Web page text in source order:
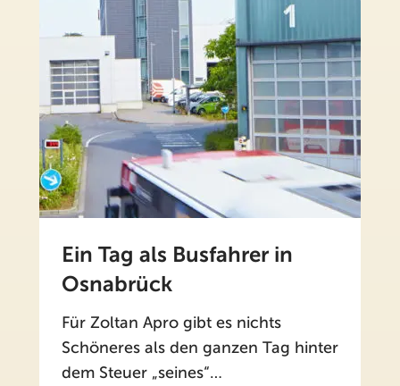
Ein Tag als Busfahrer in
Osnabrück
Für Zoltan Apro gibt es nichts
Schöneres als den ganzen Tag hinter
dem Steuer „seines“…